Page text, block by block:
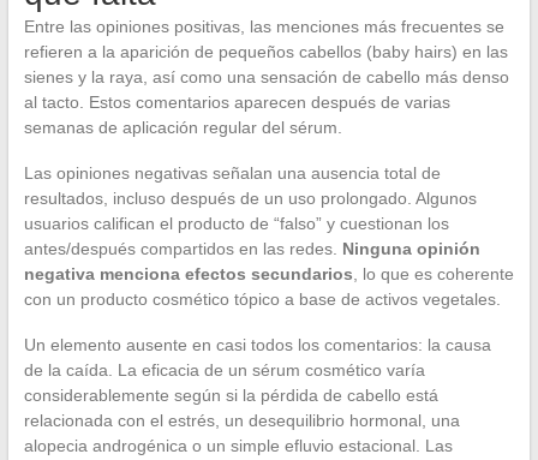
Entre las opiniones positivas, las menciones más frecuentes se
refieren a la aparición de pequeños cabellos (baby hairs) en las
sienes y la raya, así como una sensación de cabello más denso
al tacto. Estos comentarios aparecen después de varias
semanas de aplicación regular del sérum.
Las opiniones negativas señalan una ausencia total de
resultados, incluso después de un uso prolongado. Algunos
usuarios califican el producto de “falso” y cuestionan los
antes/después compartidos en las redes. Ninguna opinión
negativa menciona efectos secundarios, lo que es coherente
con un producto cosmético tópico a base de activos vegetales.
Un elemento ausente en casi todos los comentarios: la causa
de la caída. La eficacia de un sérum cosmético varía
considerablemente según si la pérdida de cabello está
relacionada con el estrés, un desequilibrio hormonal, una
alopecia androgénica o un simple efluvio estacional. Las